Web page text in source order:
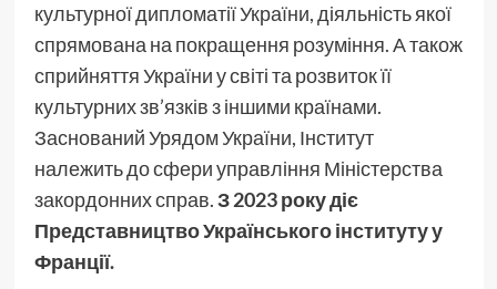
культурної дипломатії України, діяльність якої
спрямована на покращення розуміння. А також
сприйняття України у світі та розвиток її
культурних зв’язків з іншими країнами.
Заснований Урядом України, Інститут
належить до сфери управління Міністерства
закордонних справ.З 2023 року діє
Представництво Українського інституту у
Франції.